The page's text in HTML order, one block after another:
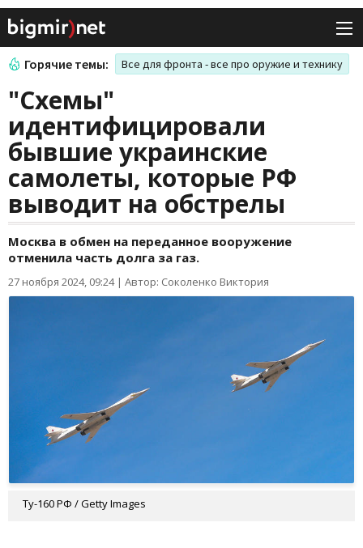
Горячие темы: Все для фронта - все про оружие и технику
"Схемы"
идентифицировали
бывшие украинские
самолеты, которые РФ
выводит на обстрелы
Москва в обмен на переданное вооружение
отменила часть долга за газ.
27 ноября 2024, 09:24| Автор: Соколенко Виктория
Ту-160 РФ / Getty Images